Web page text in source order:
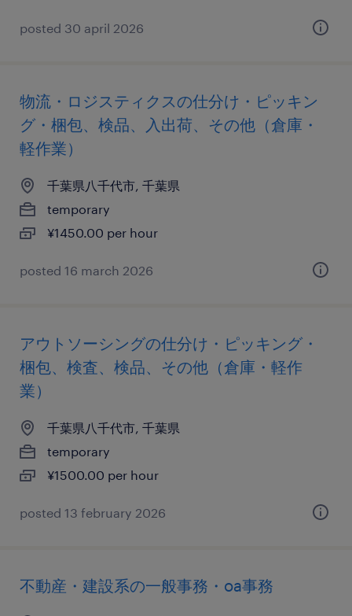
posted 30 april 2026
物流・ロジスティクスの仕分け・ピッキン
グ・梱包、検品、入出荷、その他（倉庫・
軽作業）
千葉県八千代市, 千葉県
temporary
¥1450.00 per hour
posted 16 march 2026
アウトソーシングの仕分け・ピッキング・
梱包、検査、検品、その他（倉庫・軽作
業）
千葉県八千代市, 千葉県
temporary
¥1500.00 per hour
posted 13 february 2026
不動産・建設系の一般事務・oa事務